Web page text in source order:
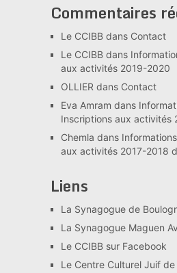
Commentaires
Le CCIBBdans Contact
Le CCIBBdans
aux activités 2019-2020
OLLIERdans Contact
Eva Amram dans
Inscriptions aux activités
Chemla dans
aux activités 2017-2018
Liens
La Synagogue de
La Synagogue Maguen
Le CCIBB sur Facebook
Le Centre Culturel Juif